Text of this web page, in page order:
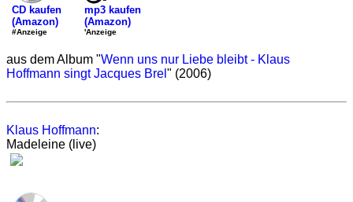
CD kaufen
(Amazon)
#Anzeige
mp3 kaufen
(Amazon)
'Anzeige
aus dem Album "Wenn uns nur Liebe bleibt - Klaus
Hoffmann singt Jacques Brel " (2006)
Klaus Hoffmann:
Madeleine (live)